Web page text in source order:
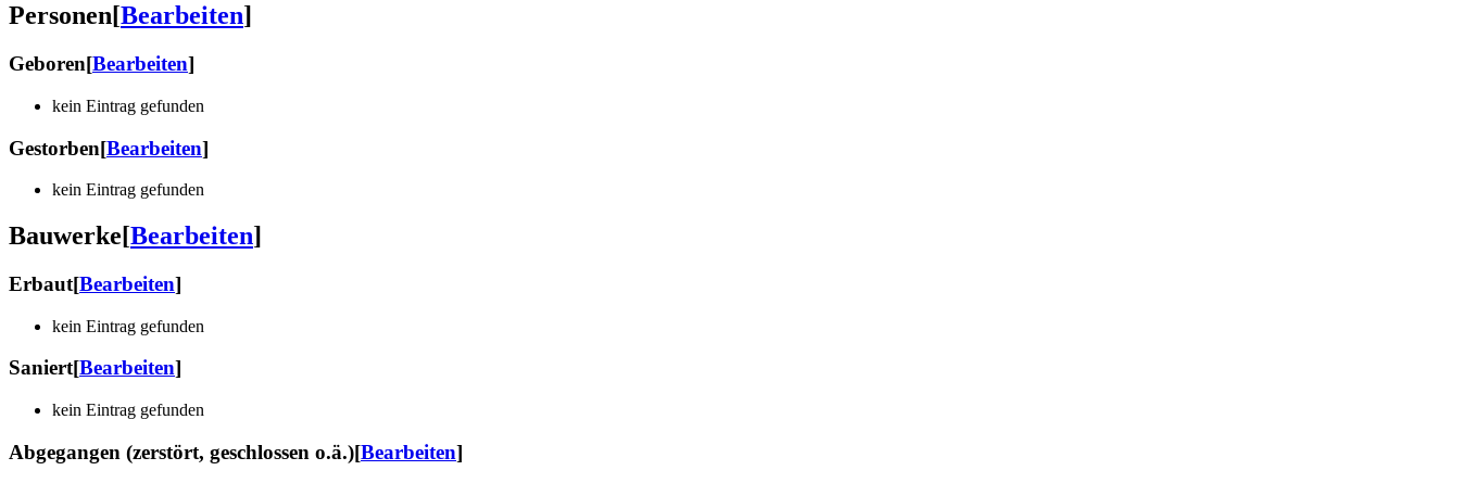
Personen[Bearbeiten]
Geboren[Bearbeiten]
kein Eintrag gefunden
Gestorben[Bearbeiten]
kein Eintrag gefunden
Bauwerke[Bearbeiten]
Erbaut[Bearbeiten]
kein Eintrag gefunden
Saniert[Bearbeiten]
kein Eintrag gefunden
Abgegangen (zerstört, geschlossen o.ä.)[Bearbeiten]